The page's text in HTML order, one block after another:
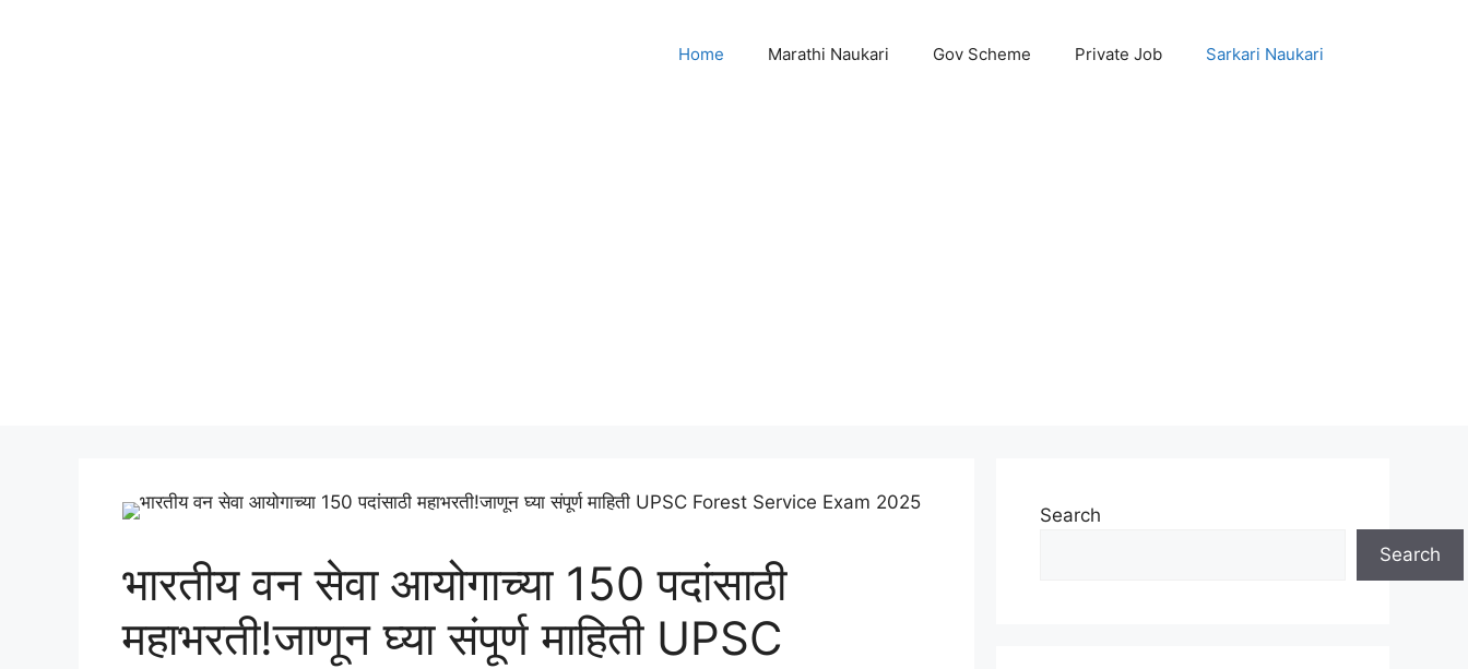
Home Marathi Naukari Gov Scheme Private Job Sarkari Naukari
भारतीय वन सेवा आयोगाच्या 150 पदांसाठी
महाभरती!जाणून घ्या संपूर्ण माहिती UPSC
Search
Search